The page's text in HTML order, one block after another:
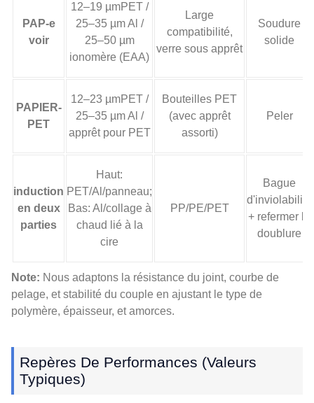
PAP-e
voir
12–19 µmPET /
25–35 µm Al /
25–50 µm
ionomère (EAA)
Large
compatibilité,
verre sous apprêt
Soudure
solide
PAPIER-
PET
12–23 µmPET /
25–35 µm Al /
apprêt pour PET
Bouteilles PET
(avec apprêt
assorti)
Peler
induction
en deux
parties
Haut:
PET/Al/panneau;
Bas: Al/collage à
chaud lié à la
cire
PP/PE/PET
Bague
d'inviolabilité
+ refermer la
doublure
Note: Nous adaptons la résistance du joint, courbe de
pelage, et stabilité du couple en ajustant le type de
polymère, épaisseur, et amorces.
Repères De Performances (Valeurs
Typiques)